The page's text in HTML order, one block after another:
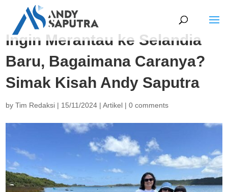
Ingin Merantau ke Selandia
Baru, Bagaimana Caranya?
Simak Kisah Andy Saputra
byTim Redaksi | 15/11/2024 |Artikel |0 comments